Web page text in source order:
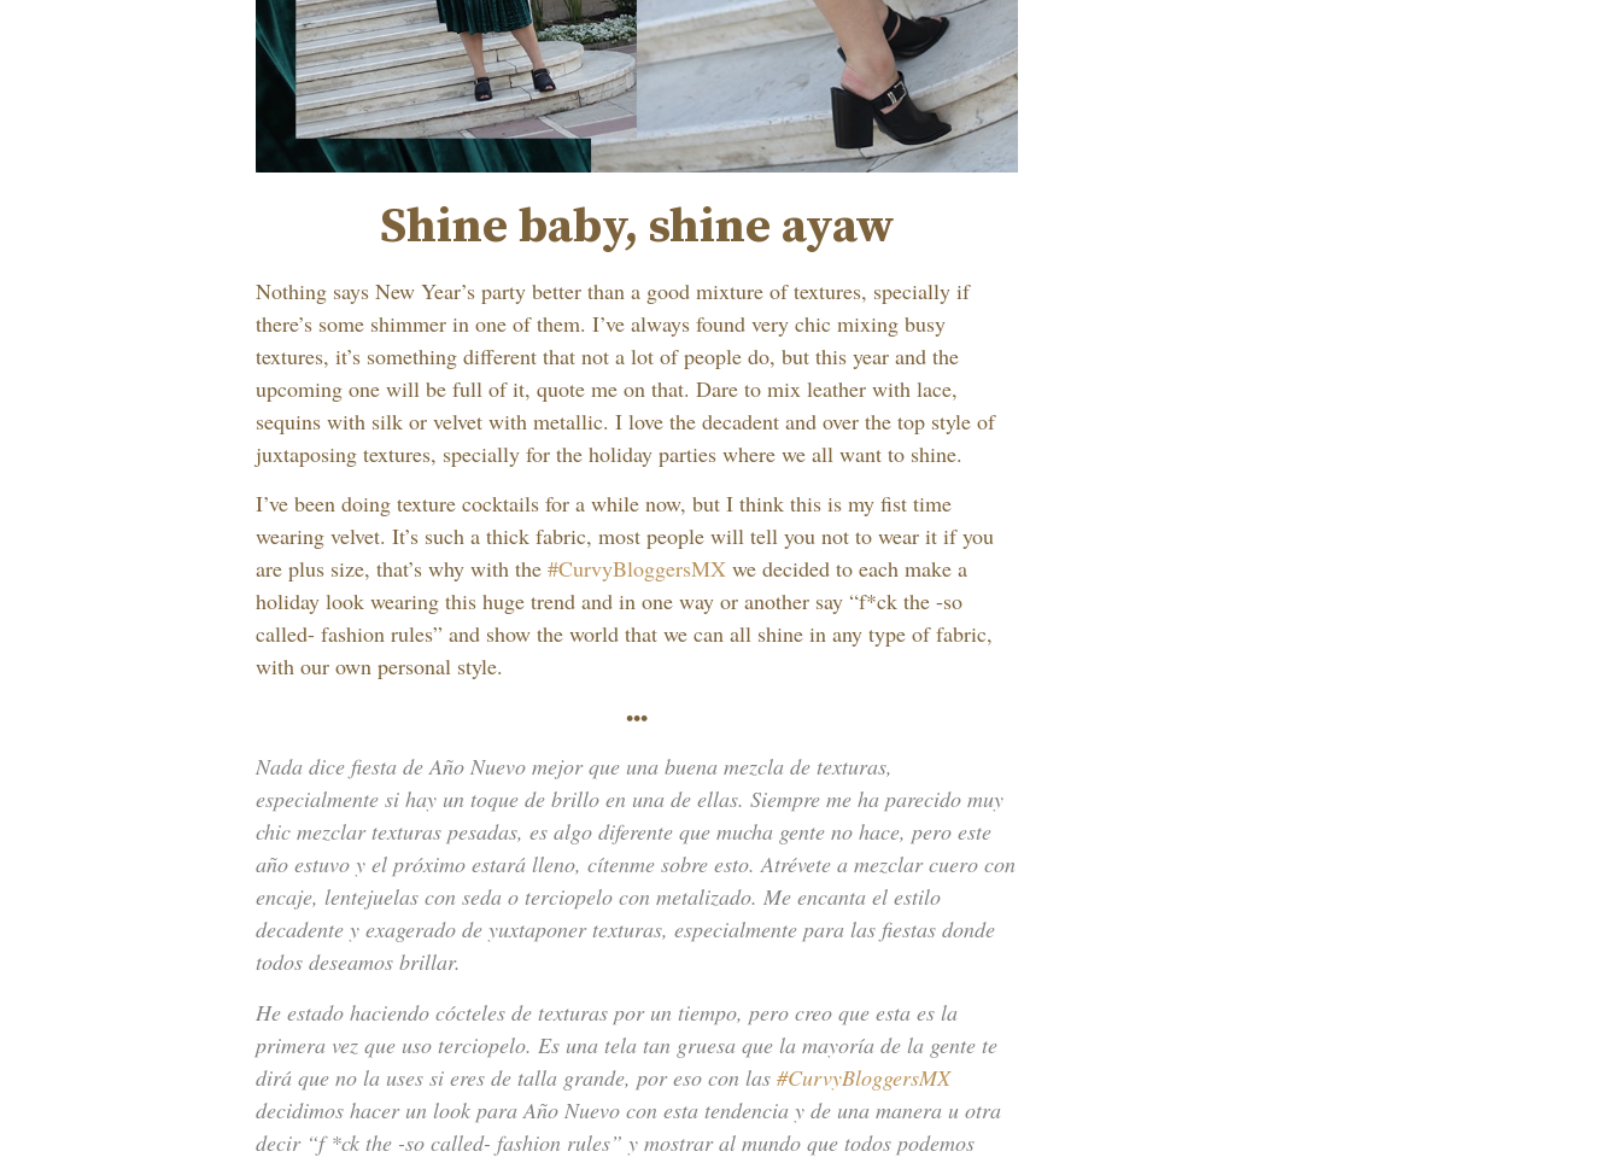
Shine baby, shine ayaw
Nothing says New Year’s party better than a good mixture of textures, specially if
there’s some shimmer in one of them. I’ve always found very chic mixing busy
textures, it’s something different that not a lot of people do, but this year and the
upcoming one will be full of it, quote me on that. Dare to mix leather with lace,
sequins with silk or velvet with metallic. I love the decadent and over the top style of
juxtaposing textures, specially for the holiday parties where we all want to shine.
I’ve been doing texture cocktails for a while now, but I think this is my fist time
wearing velvet. It’s such a thick fabric, most people will tell you not to wear it if you
are plus size, that’s why with the #CurvyBloggersMX we decided to each make a
holiday look wearing this huge trend and in one way or another say “f*ck the -so
called- fashion rules” and show the world that we can all shine in any type of fabric,
with our own personal style.
•••
Nada dice fiesta de Año Nuevo mejor que una buena mezcla de texturas,
especialmente si hay un toque de brillo en una de ellas. Siempre me ha parecido muy
chic mezclar texturas pesadas, es algo diferente que mucha gente no hace, pero este
año estuvo y el próximo estará lleno, cítenme sobre esto. Atrévete a mezclar cuero con
encaje, lentejuelas con seda o terciopelo con metalizado. Me encanta el estilo
decadente y exagerado de yuxtaponer texturas, especialmente para las fiestas donde
todos deseamos brillar.
He estado haciendo cócteles de texturas por un tiempo, pero creo que esta es la
primera vez que uso terciopelo. Es una tela tan gruesa que la mayoría de la gente te
dirá que no la uses si eres de talla grande, por eso con las #CurvyBloggersMX
decidimos hacer un look para Año Nuevo con esta tendencia y de una manera u otra
decir “f *ck the -so called- fashion rules” y mostrar al mundo que todos podemos